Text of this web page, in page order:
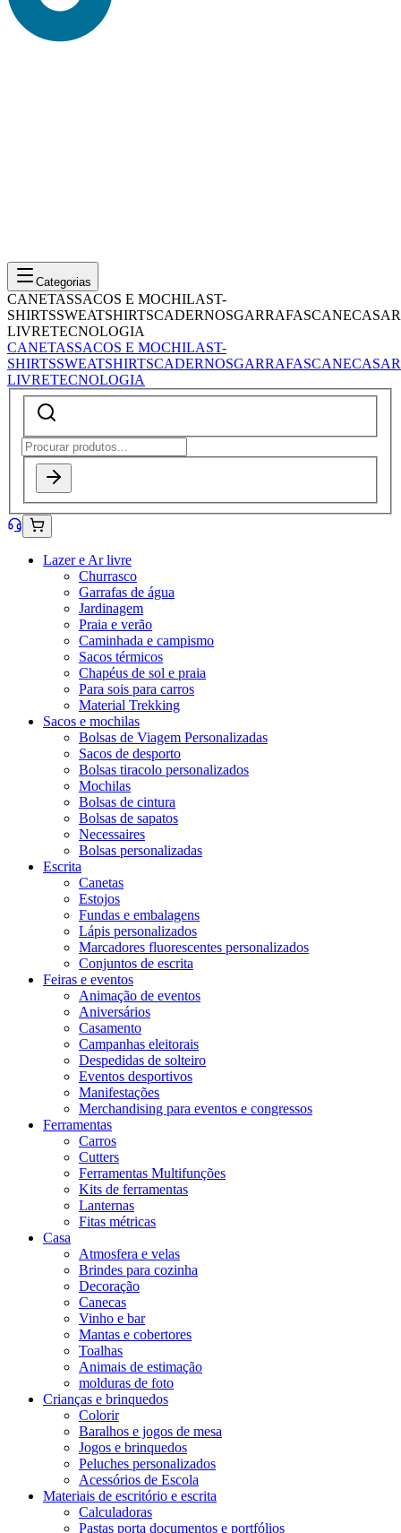
Categorias
CANETASSACOS E MOCHILAST-
SHIRTSSWEATSHIRTSCADERNOSGARRAFASCANECASAR
LIVRETECNOLOGIA
CANETASSACOS E MOCHILAST-
SHIRTSSWEATSHIRTSCADERNOSGARRAFASCANECASAR
LIVRETECNOLOGIA
Lazer e Ar livre
Churrasco
Garrafas de água
Jardinagem
Praia e verão
Caminhada e campismo
Sacos térmicos
Chapéus de sol e praia
Para sois para carros
Material Trekking
Sacos e mochilas
Bolsas de Viagem Personalizadas
Sacos de desporto
Bolsas tiracolo personalizados
Mochilas
Bolsas de cintura
Bolsas de sapatos
Necessaires
Bolsas personalizadas
Escrita
Canetas
Estojos
Fundas e embalagens
Lápis personalizados
Marcadores fluorescentes personalizados
Conjuntos de escrita
Feiras e eventos
Animação de eventos
Aniversários
Casamento
Campanhas eleitorais
Despedidas de solteiro
Eventos desportivos
Manifestações
Merchandising para eventos e congressos
Ferramentas
Carros
Cutters
Ferramentas Multifunções
Kits de ferramentas
Lanternas
Fitas métricas
Casa
Atmosfera e velas
Brindes para cozinha
Decoração
Canecas
Vinho e bar
Mantas e cobertores
Toalhas
Animais de estimação
molduras de foto
Crianças e brinquedos
Colorir
Baralhos e jogos de mesa
Jogos e brinquedos
Peluches personalizados
Acessórios de Escola
Materiais de escritório e escrita
Calculadoras
Pastas porta documentos e portfólios